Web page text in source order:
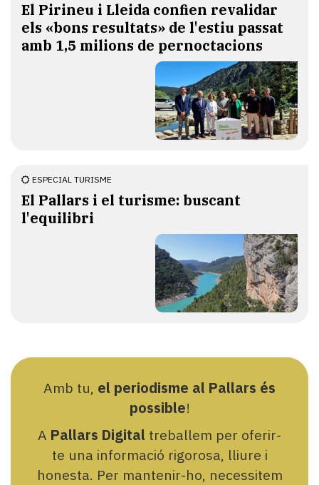
El Pirineu i Lleida confien revalidar
els «bons resultats» de l'estiu passat
amb 1,5 milions de pernoctacions
ESPECIAL TURISME
El Pallars i el turisme: buscant
l'equilibri
Amb tu, el periodisme al Pallars és
possible!
A Pallars Digital treballem per oferir-
te una informació rigorosa, lliure i
honesta. Per mantenir-ho, necessitem